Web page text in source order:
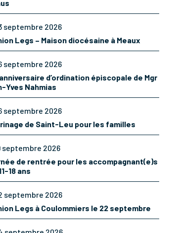
septembre 2026
Legs – Maison diocésaine à Meaux
septembre 2026
d’ordination épiscopale de Mgr
Yves Nahmias
septembre 2026
de Saint-Leu pour les familles
septembre 2026
de rentrée pour les accompagnant(e)s
18 ans
septembre 2026
Legs à Coulommiers le 22 septembre